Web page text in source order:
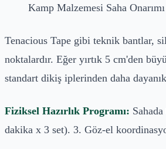
Kamp Malzemesi Saha
Tenacious Tape gibi teknik bantlar,
noktalardır. Eğer yırtık 5 cm'den
standart dikiş iplerinden daha
Fiziksel Hazırlık Programı:
dakika x 3 set). 3. Göz-el